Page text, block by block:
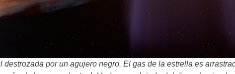
por un agujero negro. El gas de la estrella es